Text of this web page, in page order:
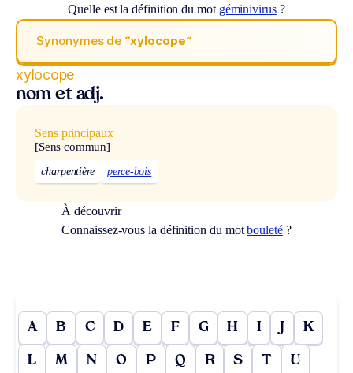
Quelle est la définition du mot géminivirus?
Synonymes de “xylocope“
xylocope
nom et adj.
Sens principaux
[Sens commun]
charpentière perce-bois
À découvrir
Connaissez-vous la définition du motbouleté?
A B C D E F G H I J K
L M N O P Q R S T U